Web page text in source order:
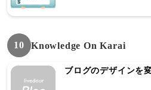
10 Knowledge On Karai
ブログのデザインを